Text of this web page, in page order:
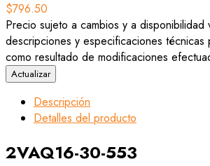
$796.50
Precio sujeto a cambios y a
descripciones y especificaciones
como resultado de modificaciones
Descripción
Detalles del producto
2VAQ16-30-553